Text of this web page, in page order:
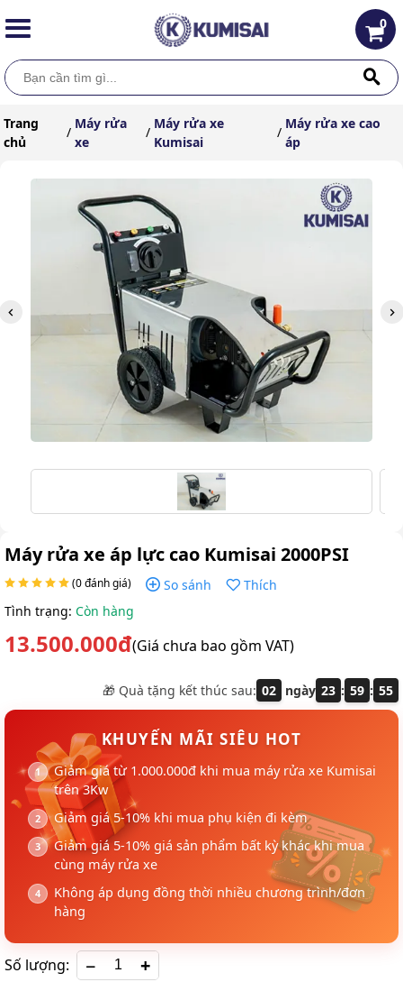
0
Trang
chủ
/
Máy rửa
xe
/
Máy rửa xe
Kumisai
/
Máy rửa xe cao
áp
Máy rửa xe áp lực cao Kumisai 2000PSI
(0 đánh giá) So sánh
Thích
Tình trạng: Còn hàng
13.500.000đ(Giá chưa bao gồm VAT)
🎁 Quà tặng kết thúc sau: 02 ngày 23 : 59 : 54
KHUYẾN MÃI SIÊU HOT
Giảm giá từ 1.000.000đ khi mua máy rửa xe Kumisai
trên 3Kw
Giảm giá 5-10% khi mua phụ kiện đi kèm
Giảm giá 5-10% giá sản phẩm bất kỳ khác khi mua
cùng máy rửa xe
Không áp dụng đồng thời nhiều chương trình/đơn
hàng
Số lượng: +